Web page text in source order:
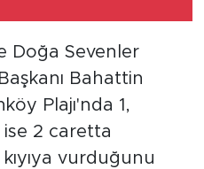
Doğa Sevenler
Bahattin
Plajı'nda 1,
ise 2 caretta
vurduğunu